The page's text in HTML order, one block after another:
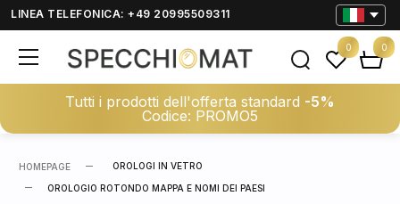
LINEA TELEFONICA: +49 20995509311
Tutti i prodotti dell'offerta standard -5%
Codice: PROMO5
0 0
HOMEPAGE OROLOGI IN VETRO
OROLOGIO ROTONDO MAPPA E NOMI DEI PAESI